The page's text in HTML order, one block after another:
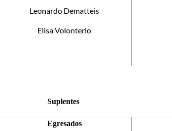
Leonardo Dematteis
Elisa Volonterio
Suplentes
Egresados